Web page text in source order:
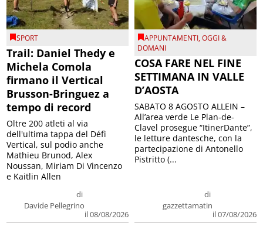
SPORT
Trail: Daniel Thedy e
Michela Comola
firmano il Vertical
Brusson-Bringuez a
tempo di record
di
Davide Pellegrino
il 08/08/2026
Oltre 200 atleti al via
dell'ultima tappa del Défì
Vertical, sul podio anche
Mathieu Brunod, Alex
Noussan, Miriam Di Vincenzo
e Kaitlin Allen
APPUNTAMENTI,OGGI &
DOMANI
COSA FARE NEL FINE
SETTIMANA IN VALLE
D’AOSTA
di
gazzettamatin
il 07/08/2026
SABATO 8 AGOSTO ALLEIN –
All’area verde Le Plan-de-
Clavel prosegue “ItinerDante”,
le letture dantesche, con la
partecipazione di Antonello
Pistritto (...